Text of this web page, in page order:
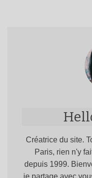
Créatrice du site.
Paris, rien n'y
depuis 1999.